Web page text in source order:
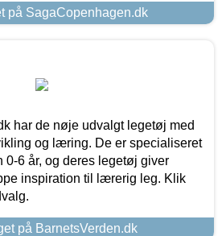
på SagaCopenhagen.dk
har de nøje udvalgt legetøj med
og læring. De er specialiseret
0-6 år, og deres legetøj giver
inspiration til lærerig leg. Klik
på BarnetsVerden.dk